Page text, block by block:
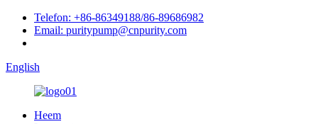
Telefon: +86-86349188/86-89686982
Email: puritypump@cnpurity.com
English
Heem